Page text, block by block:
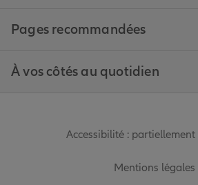
Pages recommandées
À vos côtés au quotidien
Accessibilité :
Mentions légales